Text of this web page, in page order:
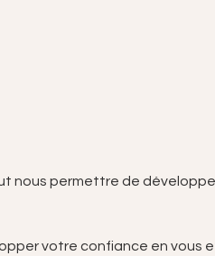
nous permettre de
votre confiance en vous